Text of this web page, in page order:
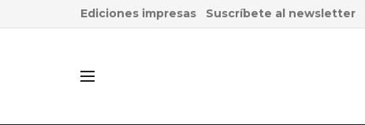
Ediciones impresas Suscríbete al newsletter